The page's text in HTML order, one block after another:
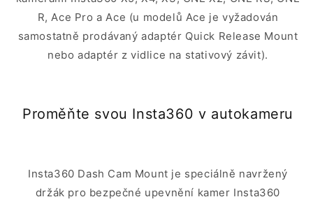
R, Ace Pro a Ace (u modelů Ace je vyžadován
samostatně prodávaný adaptér Quick Release Mount
nebo adaptér z vidlice na stativový závit).
Proměňte svou Insta360 v autokameru
Insta360 Dash Cam Mount je speciálně navržený
držák pro bezpečné upevnění kamer Insta360